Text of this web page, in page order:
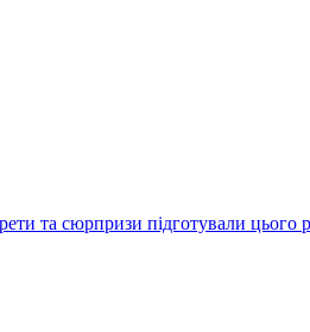
та сюрпризи підготували